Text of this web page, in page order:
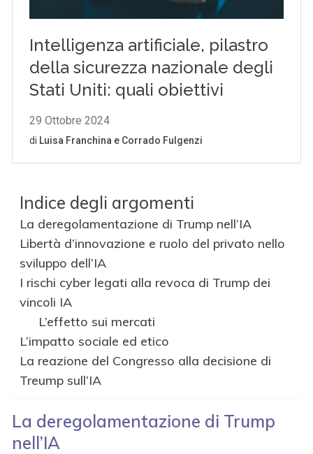
Indice degli argomenti
La deregolamentazione di Trump nell’IA
Libertà d’innovazione e ruolo del privato nello
sviluppo dell’IA
I rischi cyber legati alla revoca di Trump dei
vincoli IA
L’effetto sui mercati
L’impatto sociale ed etico
La reazione del Congresso alla decisione di
Treump sull’IA
La deregolamentazione di Trump
nell’IA